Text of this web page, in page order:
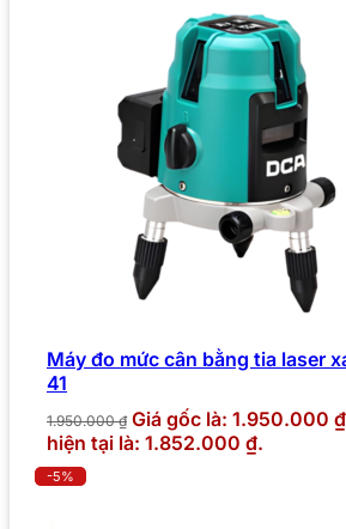
Máy đo mức cân bằng tia laser
41
1.950.000₫ Giá gốc là: 1.950.000
hiện tại là: 1.852.000 ₫.
-5%